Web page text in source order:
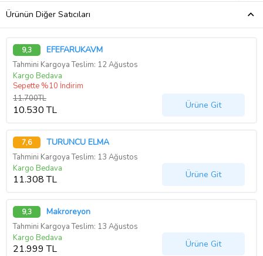
Ürünün Diğer Satıcıları
9,3 EFEFARUKAVM
Tahmini Kargoya Teslim: 12 Ağustos
Kargo Bedava
Sepette %10 İndirim
11.700TL
10.530 TL Ürüne Git
7,6 TURUNCU ELMA
Tahmini Kargoya Teslim: 13 Ağustos
Kargo Bedava
11.308 TL Ürüne Git
9,3 Makroreyon
Tahmini Kargoya Teslim: 13 Ağustos
Kargo Bedava
21.999 TL Ürüne Git